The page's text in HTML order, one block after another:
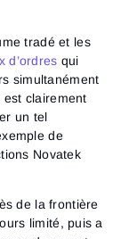
tradé et les
d’ordres qui
simultanément
est clairement
un tel
de
Novatek
de la frontière
limité, puis a